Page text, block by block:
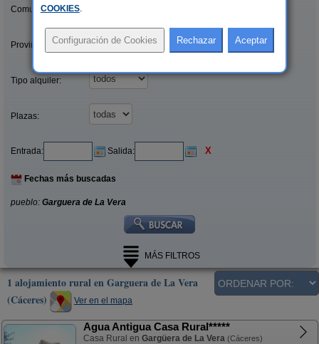
Comunidades:
Provincias/Islas:
Tipo alquiler:
Plazas:
Entrada: Salida: X
Fechas más buscadas
pueblo: Garguera de La Vera
MÁS FILTROS
1 alojamiento rural en Garguera de La Vera
(Cáceres)
Ver en el mapa
Agua Antigua Casa Rural*****
Casa Rural en Gargüera de La Vera (Cáceres)
COOKIES.